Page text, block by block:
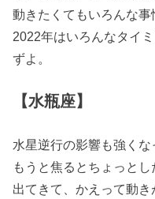
動きたくてもいろんな
2022年はいろんなタイ
ずよ。
【水瓶座】
水星逆行の影響も強く
もうと焦るとちょっと
出てきて、かえって動